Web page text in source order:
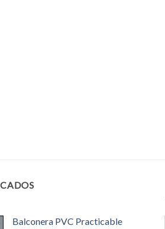
Balconera PVC Practicable